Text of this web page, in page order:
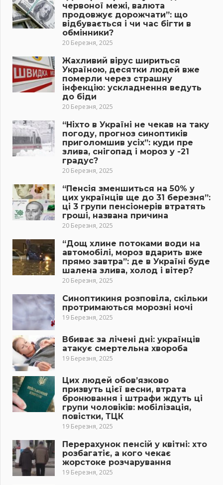
червоної межі, валюта
продовжує дорожчати”: що
відбувається і чи час бігти в
обмінники?
20 Березня, 2025
Жахливий вірус шириться
Україною, десятки людей вже
померли через страшну
інфекцію: ускладнення ведуть
до біди
20 Березня, 2025
“Ніхто в Україні не чекав на таку
погоду, прогноз синоптиків
приголомшив усіх”: куди пре
злива, снігопад і мороз у -21
градус?
20 Березня, 2025
“Пенсія зменшиться на 50% у
цих українців ще до 31 березня”:
ці 3 групи пенсіонерів втратять
гроші, названа причина
20 Березня, 2025
“Дощ хлине потоками води на
автомобілі, мороз вдарить вже
прямо завтра”: де в Україні буде
шалена злива, холод і вітер?
20 Березня, 2025
Синоптикиня розповіла, скільки
протримаються морозні ночі
19 Березня, 2025
Вбиває за лічені дні: українців
атакує смертельна хвороба
19 Березня, 2025
Цих людей обов’язково
призвуть цієї весни, втрата
бронювання і штрафи ждуть ці
групи чоловіків: мобілізація,
повістки, ТЦК
19 Березня, 2025
Перерахунок пенсій у квітні: хто
розбагатіє, а кого чекає
жорстоке розчарування
19 Березня, 2025